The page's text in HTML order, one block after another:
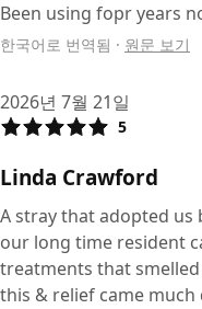
Been using fopr years
한국어로 번역됨 · 원문 보기
2026년 7월 21일
5
Linda Crawford
A stray that adopted
our long time resident
treatments that
this & relief came